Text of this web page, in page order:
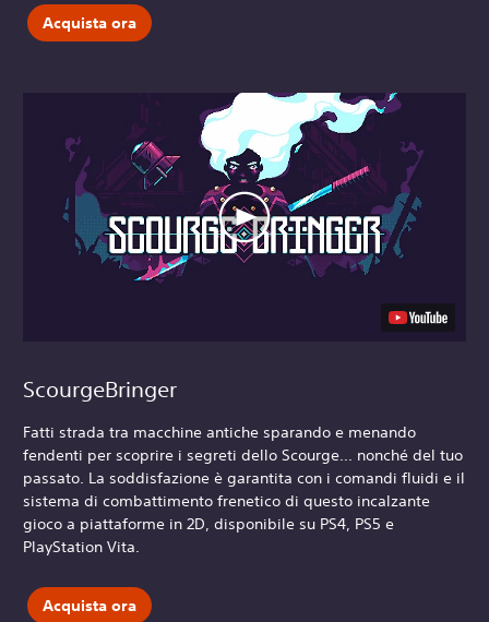
Acquista ora
ScourgeBringer
Fatti strada tra macchine antiche sparando e menando
fendenti per scoprire i segreti dello Scourge... nonché del tuo
passato. La soddisfazione è garantita con i comandi fluidi e il
sistema di combattimento frenetico di questo incalzante
gioco a piattaforme in 2D, disponibile su PS4, PS5 e
PlayStation Vita.
Acquista ora